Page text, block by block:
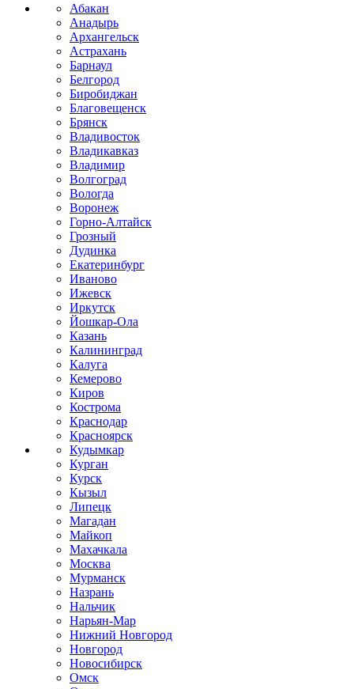
Абакан
Анадырь
Архангельск
Астрахань
Барнаул
Белгород
Биробиджан
Благовещенск
Брянск
Владивосток
Владикавказ
Владимир
Волгоград
Вологда
Воронеж
Горно-Алтайск
Грозный
Дудинка
Екатеринбург
Иваново
Ижевск
Иркутск
Йошкар-Ола
Казань
Калининград
Калуга
Кемерово
Киров
Кострома
Краснодар
Красноярск
Кудымкар
Курган
Курск
Кызыл
Липецк
Магадан
Майкоп
Махачкала
Москва
Мурманск
Назрань
Нальчик
Нарьян-Мар
Нижний Новгород
Новгород
Новосибирск
Омск